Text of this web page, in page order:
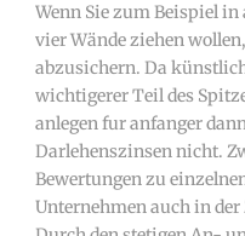
Wenn Sie zum Beispiel
vier Wände ziehen
abzusichern. Da
wichtigerer Teil des
anlegen fur anfanger
Darlehenszinsen nicht.
Bewertungen zu
Unternehmen auch in